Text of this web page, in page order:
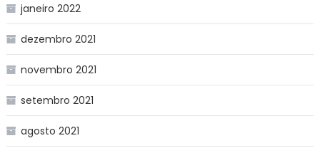
janeiro 2022
dezembro 2021
novembro 2021
setembro 2021
agosto 2021